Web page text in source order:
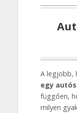
A legjobb,
egy
függően,
milyen